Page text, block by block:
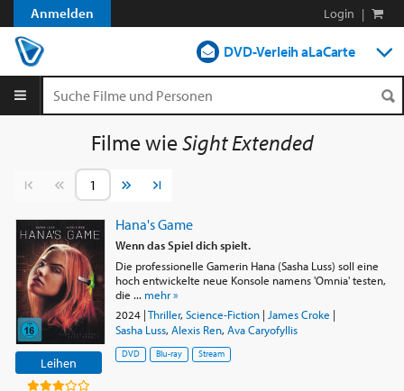
Anmelden Login |
DVD-Verleih aLaCarte
Streamen
Filme wieSight Extended
Vorherige SeiteNächste Seite
Leihen
Hana's Game
Wenn das Spiel dich spielt.
Die professionelle Gamerin Hana (Sasha Luss) soll eine
hoch entwickelte neue Konsole namens 'Omnia' testen,
die ... mehr »
2024|Thriller, Science-Fiction| James Croke |
Sasha Luss, Alexis Ren, Ava Caryofyllis
DVD Blu-ray Stream